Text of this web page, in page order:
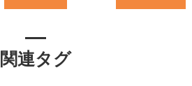
関連タグ